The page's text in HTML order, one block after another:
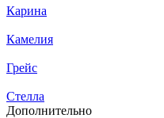
Карина
Камелия
Грейс
Стелла
Дополнительно